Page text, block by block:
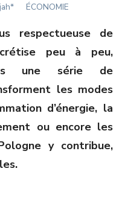
ÉCONOMIE
respectueuse de
peu à peu,
une série de
les modes
d’énergie, la
ou encore les
y contribue,